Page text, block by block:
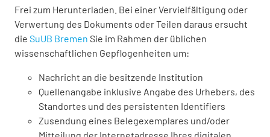
Frei zum Herunterladen. Bei einer Vervielfältigung oder
Verwertung des Dokuments oder Teilen daraus ersucht
die SuUB Bremen Sie im Rahmen der üblichen
wissenschaftlichen Gepflogenheiten um:
Nachricht an die besitzende Institution
Quellenangabe inklusive Angabe des Urhebers, des
Standortes und des persistenten Identifiers
Zusendung eines Belegexemplares und/oder